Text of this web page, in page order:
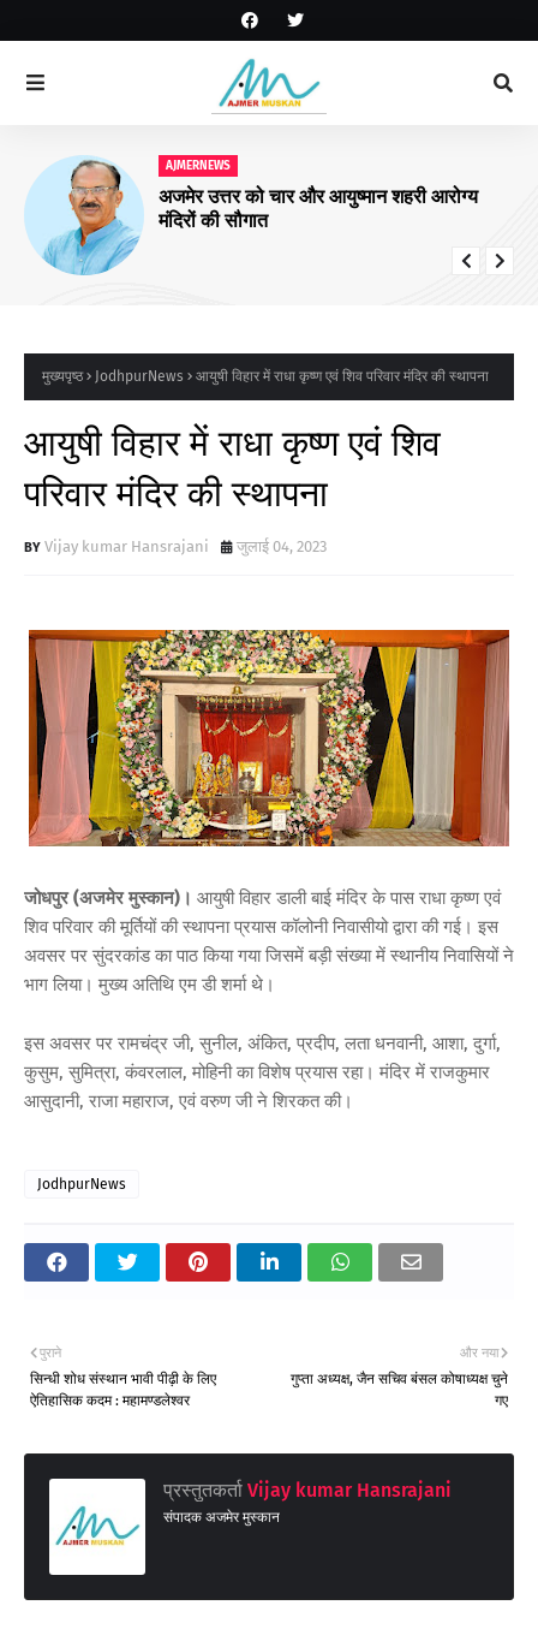
AJMERNEWS
अजमेर उत्तर को चार और आयुष्मान शहरी आरोग्य
मंदिरों की सौगात
मुख्यपृष्ठ JodhpurNews आयुषी विहार में राधा कृष्ण एवं शिव परिवार मंदिर की स्थापना
आयुषी विहार में राधा कृष्ण एवं शिव
परिवार मंदिर की स्थापना
Vijay kumar Hansrajani जुलाई 04, 2023
जोधपुर (अजमेर मुस्कान)। आयुषी विहार डाली बाई मंदिर के पास राधा कृष्ण एवं
शिव परिवार की मूर्तियों की स्थापना प्रयास कॉलोनी निवासीयो द्वारा की गई। इस
अवसर पर सुंदरकांड का पाठ किया गया जिसमें बड़ी संख्या में स्थानीय निवासियों ने
भाग लिया। मुख्य अतिथि एम डी शर्मा थे।
इस अवसर पर रामचंद्र जी, सुनील, अंकित, प्रदीप, लता धनवानी, आशा, दुर्गा,
कुसुम, सुमित्रा, कंवरलाल, मोहिनी का विशेष प्रयास रहा। मंदिर में राजकुमार
आसुदानी, राजा महाराज, एवं वरुण जी ने शिरकत की।
JodhpurNews
और नया
गुप्ता अध्यक्ष, जैन सचिव बंसल कोषाध्यक्ष चुने
गए
पुराने
सिन्धी शोध संस्थान भावी पीढ़ी के लिए
ऐतिहासिक कदम : महामण्डलेश्वर
प्रस्तुतकर्ता Vijay kumar Hansrajani
संपादक अजमेर मुस्कान